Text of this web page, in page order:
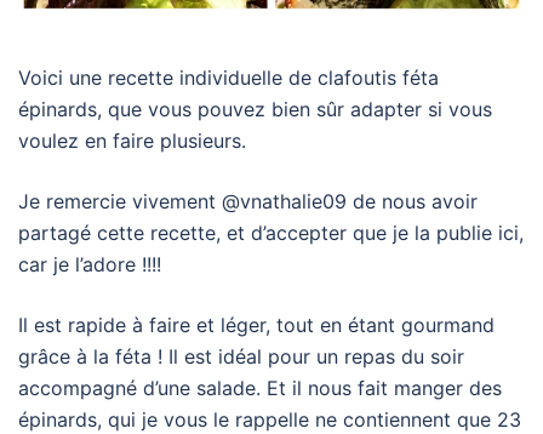
Voici une recette individuelle de clafoutis féta
épinards, que vous pouvez bien sûr adapter si vous
voulez en faire plusieurs.
Je remercie vivement @vnathalie09 de nous avoir
partagé cette recette, et d’accepter que je la publie ici,
car je l’adore !!!!
Il est rapide à faire et léger, tout en étant gourmand
grâce à la féta ! Il est idéal pour un repas du soir
accompagné d’une salade. Et il nous fait manger des
épinards, qui je vous le rappelle ne contiennent que 23